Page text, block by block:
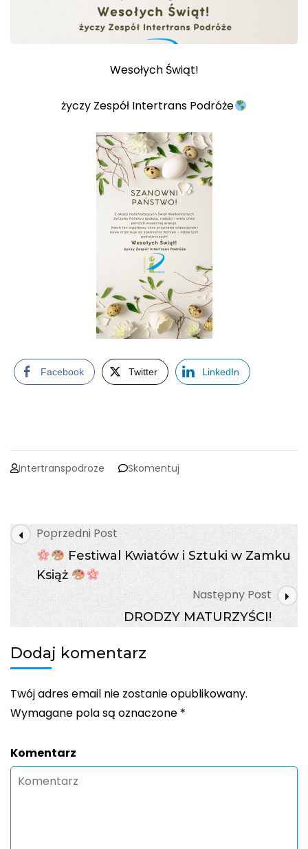
Wesołych Świąt!
życzy Zespół Intertrans Podróże
Facebook Twitter LinkedIn
Intertranspodroze Skomentuj
Post
Navigation
Poprzedni Post
Festiwal Kwiatów i Sztuki w Zamku
Książ
Następny Post
DRODZY MATURZYŚCI!
Dodaj komentarz
Twój adres email nie zostanie opublikowany.
Wymagane pola są oznaczone *
Komentarz